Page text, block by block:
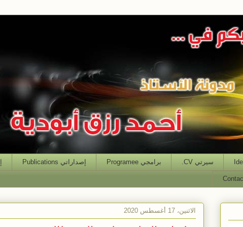
سيرتي CV. برامجي Programee إصداراتي Publications
الاثنين، 17 أغسطس 2020